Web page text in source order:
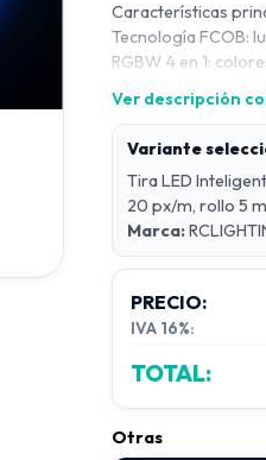
Características
Tecnología FCOB:
RGBW 4 en 1:
Chip WS2814:
segmento.
Alto CRI (Ra > 90):
Diseño
retail, bares y
Especificaciones
Voltaje de entrada:
Cantidad de LED:
Ancho de la tira: 10
Corte cada: 50 mm
Especificaciones
Voltaje de entrada:
Potencia: 18W por
Ver descripción
Variante
Tira LED
20 px/m, rollo 5 m
Marca:
PRECIO:
IVA 16%:
TOTAL:
Otras